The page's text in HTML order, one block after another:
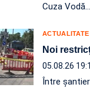
Cuza Vodă…
ACTUALITATE
Noi
05.08.26
Între